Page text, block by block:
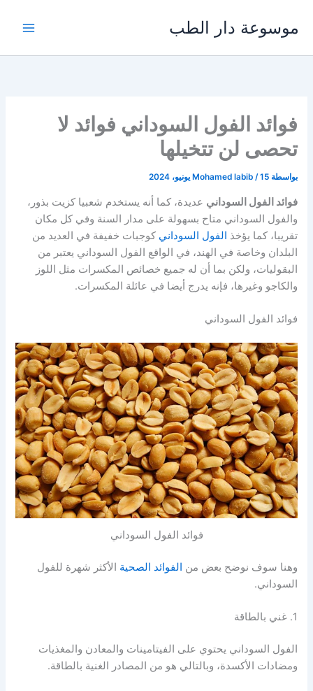
المحتوى
موسوعة دار الطب
فوائد الفول السوداني فوائد لا
تحصى لن تتخيلها
بواسطة Mohamed labib /15 يونيو، 2024
فوائد الفول السوداني عديدة، كما أنه يستخدم شعبيا كزيت بذور،
والفول السوداني متاح بسهولة على مدار السنة وفي كل مكان
تقريبا، كما يؤخذ الفول السوداني كوجبات خفيفة في العديد من
البلدان وخاصة في الهند، في الواقع الفول السوداني يعتبر من
البقوليات، ولكن بما أن له جميع خصائص المكسرات مثل اللوز
والكاجو وغيرها، فإنه يدرج أيضا في عائلة المكسرات.
فوائد الفول السوداني
فوائد الفول السوداني
وهنا سوف نوضح بعض من الفوائد الصحية الأكثر شهرة للفول
السوداني.
1. غني بالطاقة
الفول السوداني يحتوي على الفيتامينات والمعادن والمغذيات
ومضادات الأكسدة، وبالتالي هو من المصادر الغنية بالطاقة.